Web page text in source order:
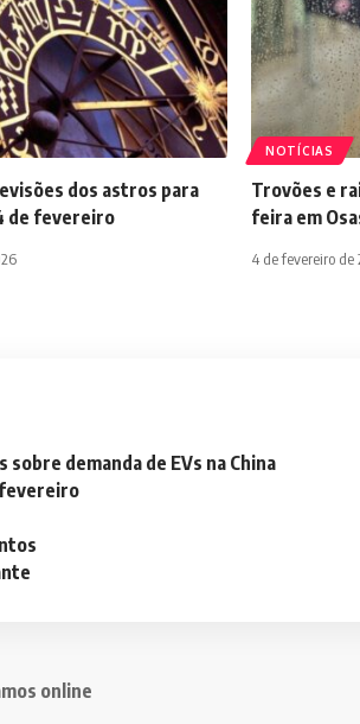
dos astros para
de fevereiro
NOTÍCIAS
Trovões e
feira em
4 de fevereiro de
demanda de EVs na China
online